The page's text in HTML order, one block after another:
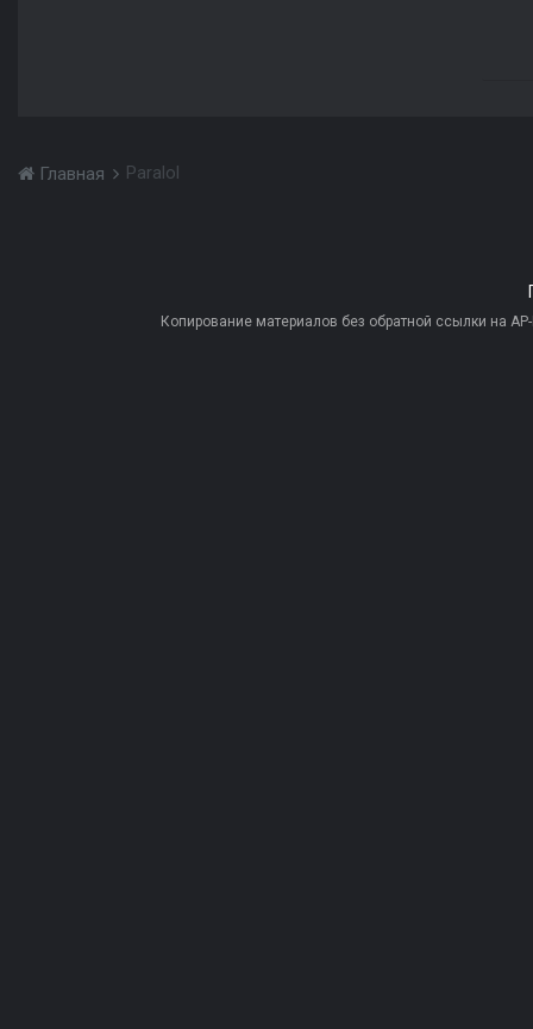
Главная Paralol
Копирование материалов без обратной ссылки на